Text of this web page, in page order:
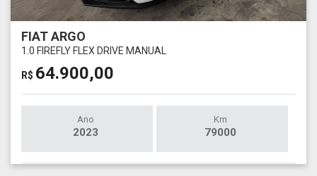
FIAT ARGO
1.0 FIREFLY FLEX DRIVE MANUAL
R$ 64.900,00
Ano
2023
Km
79000